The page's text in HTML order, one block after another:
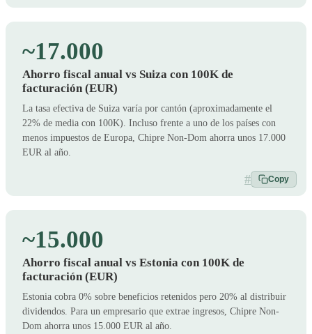
~17.000
Ahorro fiscal anual vs Suiza con 100K de
facturación (EUR)
La tasa efectiva de Suiza varía por cantón (aproximadamente el
22% de media con 100K). Incluso frente a uno de los países con
menos impuestos de Europa, Chipre Non-Dom ahorra unos 17.000
EUR al año.
# Copy
~15.000
Ahorro fiscal anual vs Estonia con 100K de
facturación (EUR)
Estonia cobra 0% sobre beneficios retenidos pero 20% al distribuir
dividendos. Para un empresario que extrae ingresos, Chipre Non-
Dom ahorra unos 15.000 EUR al año.